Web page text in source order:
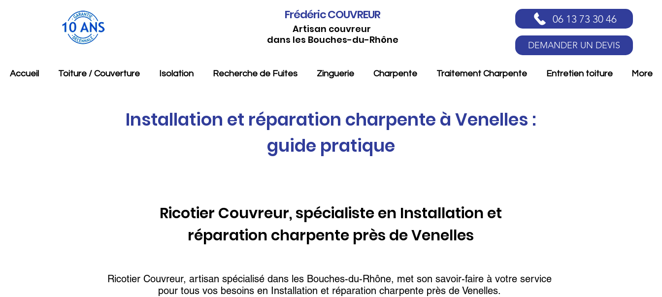
Frédéric COUVREUR
Artisan couvreur
dans les Bouches-du-Rhône
06 13 73 30 46
DEMANDER UN DEVIS
Accueil Toiture / Couverture Isolation Recherche de Fuites Zinguerie Charpente Traitement Charpente Entretien toiture More
Installation et réparation charpente à Venelles :
guide pratique
Ricotier Couvreur, spécialiste en Installation et
réparation charpente près de Venelles
Ricotier Couvreur, artisan spécialisé dans les Bouches-du-Rhône, met son savoir-faire à votre service
pour tous vos besoins en Installation et réparation charpente près de Venelles.